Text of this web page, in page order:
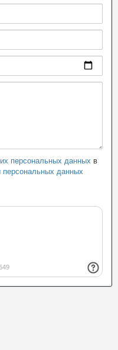
персональных данных в
персональных данных